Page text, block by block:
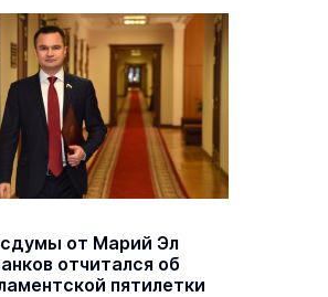
от Марий Эл
отчитался об
пятилетки